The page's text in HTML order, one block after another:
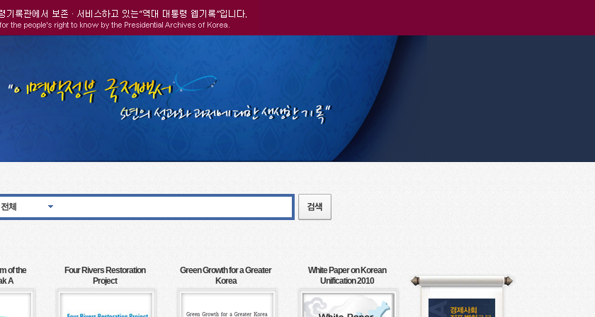
전체
of the
A
Four Rivers Restoration
Project
Green Growth for a Greater
Korea
White Paper on Korean
Unification 2010